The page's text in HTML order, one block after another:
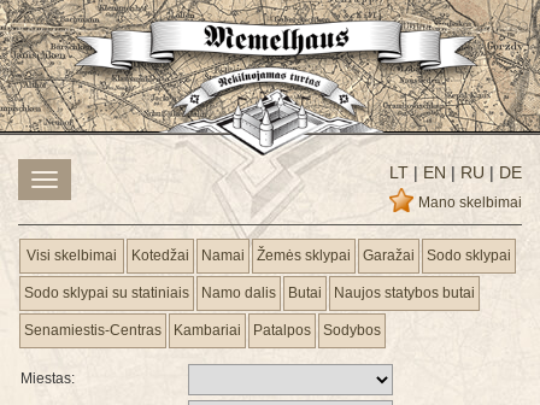
Toggle
navigation
LT | EN | RU | DE
Mano skelbimai
Visi skelbimai Kotedžai Namai Žemės sklypai Garažai Sodo sklypai
Sodo sklypai su statiniais Namo dalis Butai Naujos statybos butai
Senamiestis-Centras Kambariai Patalpos Sodybos
Miestas: